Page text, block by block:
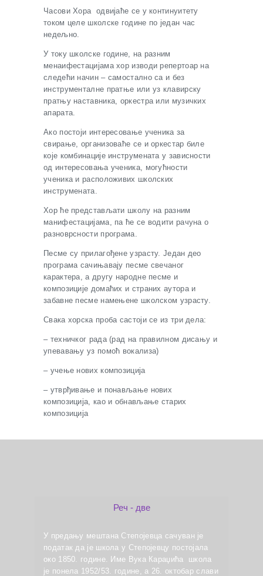
Часови Хора одвијаће се у континуитету
током целе школске године по један час
недељно.
У току школске године, на разним
менаифестацијама хор изводи репертоар на
следећи начин – самостално са и без
инструменталне пратње или уз клавирску
пратњу наставника, оркестра или музичких
апарата.
Ако постоји интересовање ученика за
свирање, организоваће се и оркестар биле
које комбинације инструмената у зависности
од интересовања ученика, могућности
ученика и расположивих школских
инструмената.
Хор ће представљати школу на разним
манифестацијама, па ће се водити рачуна о
разноврсности програма.
Песме су прилагођене узрасту. Један део
програма сачињавају песме свечаног
карактера, а другу народне песме и
композиције домаћих и страних аутора и
забавне песме намењене школском узрасту.
Свака хорска проба састоји се из три дела:
– техничког рада (рад на правилном дисању и
упевавању уз помоћ вокализа)
– учење нових композиција
– утврђивање и понављање нових
композиција, као и обнављање старих
композиција
Реч - две
У предању мештана Степојевца сачуван је
податак да је школа у Степојевцу постојала
око 1850. године. Име Вука Караџића школа
је понела 1952/53. године, а 26. октобар слави